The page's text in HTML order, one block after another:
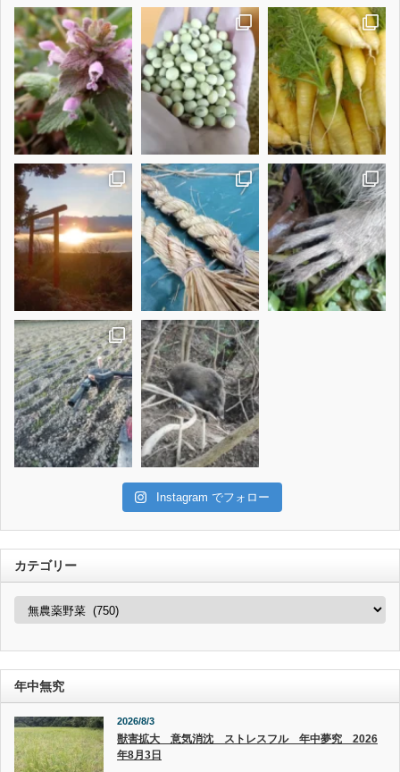
Instagram でフォロー
カテゴリー
カ
ー
年中無究
2026/8/3
獣害拡大 意気消沈 ストレスフル 年中夢究 2026
年8月3日